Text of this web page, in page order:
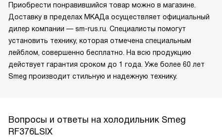
Приобрести понравившийся товар можно в магазине.
Доставку в пределах МКАДа осуществляет официальный
дилер компании — sm-rus.ru. Специалисты помогут
установить технику, которая отмечена специальным
лейблом, совершенно бесплатно. На всю продукцию
действует гарантия сроком до 1 года. Уже более 60 лет
Smeg производит стильную и надежную технику.
Вопросы и ответы на холодильник Smeg
RF376LSIX